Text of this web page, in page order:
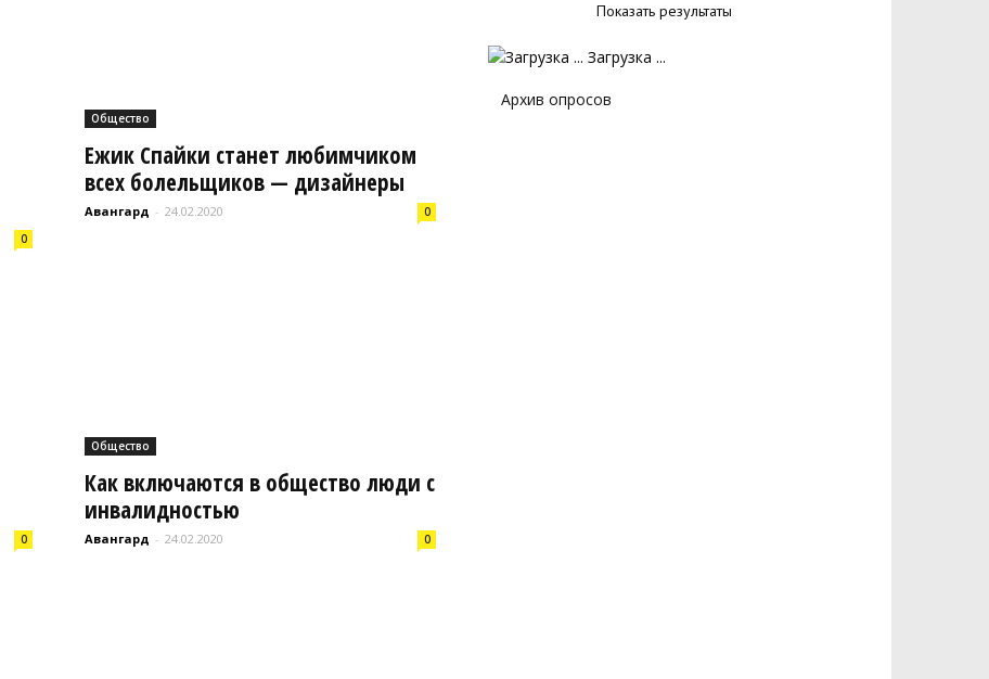
0
Общество
Ежик Спайки станет любимчиком
всех болельщиков — дизайнеры
Авангард - 24.02.2020 0
0
Общество
Как включаются в общество люди с
инвалидностью
Авангард - 24.02.2020 0
Показать результаты
Загрузка ...
Архив опросов